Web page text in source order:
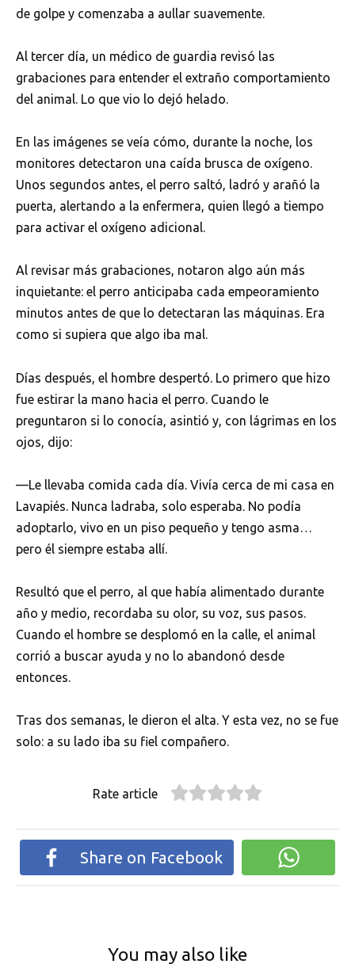
de golpe y comenzaba a aullar suavemente.
Al tercer día, un médico de guardia revisó las
grabaciones para entender el extraño comportamiento
del animal. Lo que vio lo dejó helado.
En las imágenes se veía cómo, durante la noche, los
monitores detectaron una caída brusca de oxígeno.
Unos segundos antes, el perro saltó, ladró y arañó la
puerta, alertando a la enfermera, quien llegó a tiempo
para activar el oxígeno adicional.
Al revisar más grabaciones, notaron algo aún más
inquietante: el perro anticipaba cada empeoramiento
minutos antes de que lo detectaran las máquinas. Era
como si supiera que algo iba mal.
Días después, el hombre despertó. Lo primero que hizo
fue estirar la mano hacia el perro. Cuando le
preguntaron si lo conocía, asintió y, con lágrimas en los
ojos, dijo:
—Le llevaba comida cada día. Vivía cerca de mi casa en
Lavapiés. Nunca ladraba, solo esperaba. No podía
adoptarlo, vivo en un piso pequeño y tengo asma…
pero él siempre estaba allí.
Resultó que el perro, al que había alimentado durante
año y medio, recordaba su olor, su voz, sus pasos.
Cuando el hombre se desplomó en la calle, el animal
corrió a buscar ayuda y no lo abandonó desde
entonces.
Tras dos semanas, le dieron el alta. Y esta vez, no se fue
solo: a su lado iba su fiel compañero.
Rate article
Share on Facebook
You may also like